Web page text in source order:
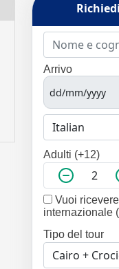
Arrivo
Adulti (+12)
Vuoi
internazionale
Tipo del tour